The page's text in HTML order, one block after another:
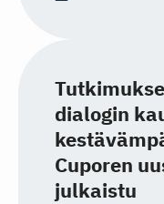
dialogin
Cuporen
julkaistu